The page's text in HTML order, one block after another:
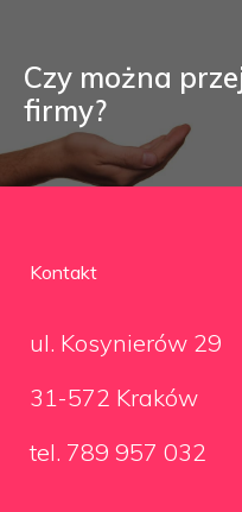
Czy można
firmy?
Kontakt
ul. Kosynierów 29
31-572 Kraków
tel. 789 957 032